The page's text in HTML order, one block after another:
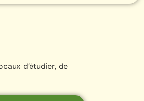
d’étudier, de